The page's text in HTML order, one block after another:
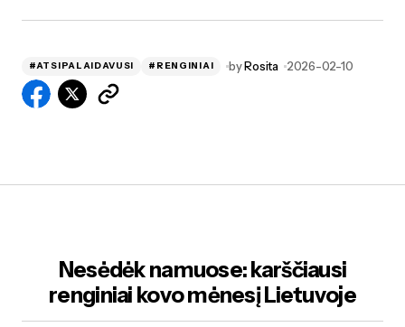
#ATSIPALAIDAVUSI #RENGINIAI byRosita 2026-02-10
Nesėdėk namuose: karščiausi
renginiai kovo mėnesį Lietuvoje